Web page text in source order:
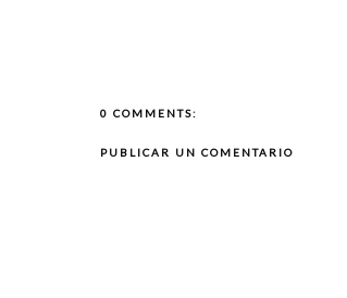
0 COMMENTS:
PUBLICAR UN COMENTARIO